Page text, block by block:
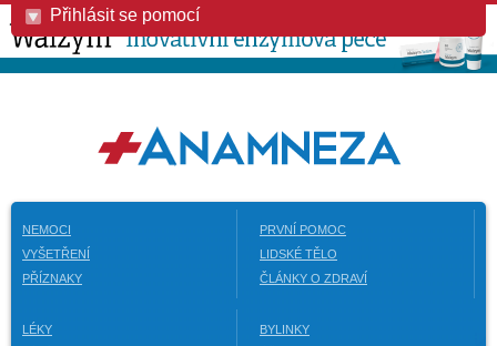
Přihlásit se pomocí
NEMOCI
VYŠETŘENÍ
PŘÍZNAKY
PRVNÍ POMOC
LIDSKÉ TĚLO
ČLÁNKY O ZDRAVÍ
LÉKY
BYLINKY